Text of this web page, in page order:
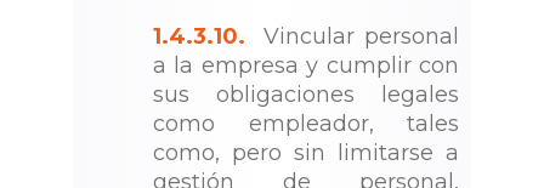
1.4.3.10.Vincular personal
a la empresa y cumplir con
sus obligaciones legales
como empleador, tales
como, pero sin limitarse a
gestión de personal,